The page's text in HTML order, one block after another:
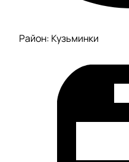
Район: Кузьминки